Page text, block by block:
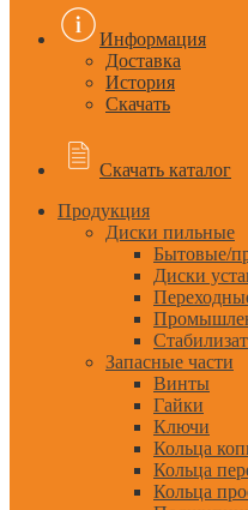
Информация
Доставка
История
Скачать
Скачать каталог
Продукция
Диски пильные
Бытовые/
Диски
Запасные части
Винты
Гайки
Ключи
Кольца
Кольца
Кольца